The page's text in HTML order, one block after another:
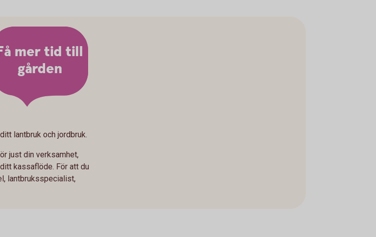
mer tid till
gården
lantbruk och jordbruk.
just din verksamhet,
kassaflöde. För att du
lantbruksspecialist,